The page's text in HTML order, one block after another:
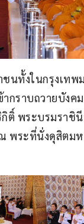
นทั้งในกรุงเทพ
กราบถวายบังค
กิติ์ พระบรมราชิ
พระที่นั่งดุสิตมห